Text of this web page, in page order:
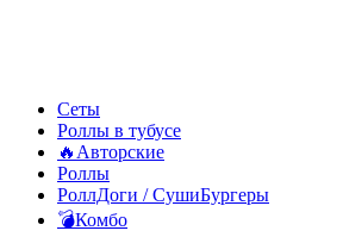
Сеты
Роллы в тубусе
🔥Авторские
Роллы
РоллДоги / СушиБургеры
💣Комбо